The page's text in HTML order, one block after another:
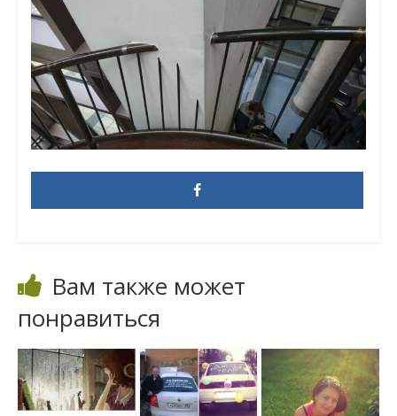
Вам также может
понравиться